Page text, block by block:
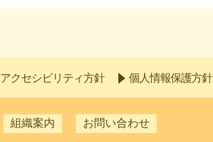
アクセシビリティ方針 個人情報保護方針
組織案内 お問い合わせ